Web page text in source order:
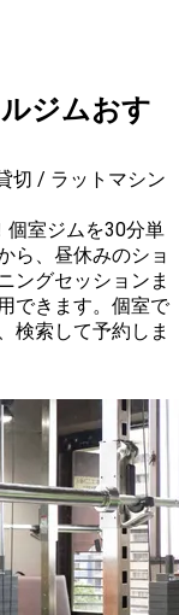
ジムおす
切 / ラットマシン
個室ジムを30分単
ら、昼休みのショ
ングセッションま
できます。個室で
検索して予約しま